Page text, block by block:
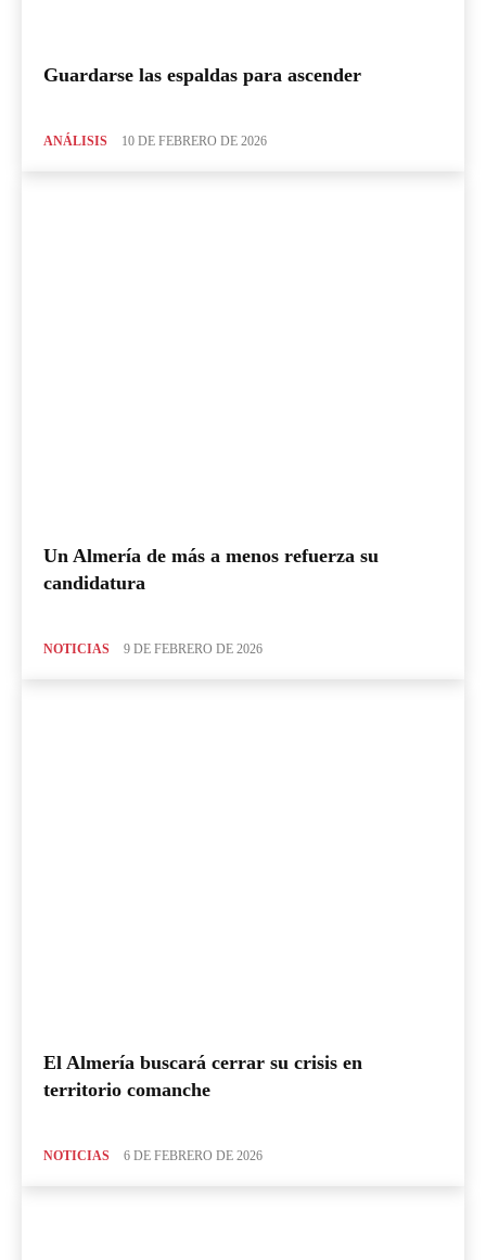
Guardarse las espaldas para ascender
ANÁLISIS 10 DE FEBRERO DE 2026
Un Almería de más a menos refuerza su
candidatura
NOTICIAS 9 DE FEBRERO DE 2026
El Almería buscará cerrar su crisis en
territorio comanche
NOTICIAS 6 DE FEBRERO DE 2026